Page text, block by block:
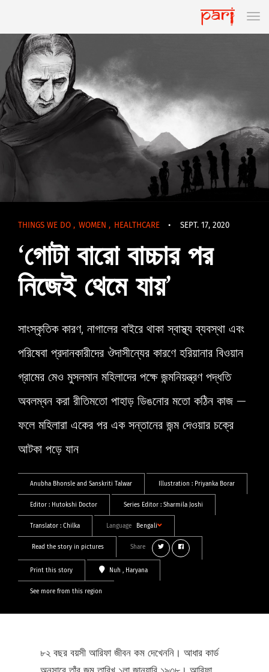
THINGS WE DO , WOMEN , HEALTHCARE • SEPT. 17, 2020
‘গোটা বারো বাচ্চার পর
নিজেই থেমে যায়’
সাংস্কৃতিক কারণ, নাগালের বাইরে থাকা স্বাস্থ্য ব্যবস্থা এবং
পরিষেবা প্রদানকারীদের ঔদাসীন্যের কারণে হরিয়ানার বিওয়ান
গ্রামের মেও মুসলমান মহিলাদের পক্ষে জন্মনিয়ন্ত্রণ পদ্ধতি
অবলম্বন করা রীতিমতো পাহাড় ডিঙনোর মতো কঠিন কাজ —
ফলে মহিলারা একের পর এক সন্তানের জন্ম দেওয়ার চক্রে
আটকা পড়ে যান
Anubha Bhonsle and Sanskriti Talwar Illustration : Priyanka Borar
Editor : Hutokshi Doctor Series Editor : Sharmila Joshi
Translator : Chilka Language Bengali
Read the story in pictures Share
Print this story Nuh , Haryana
See more from this region
৮২ বছর বয়সী আরিফা জীবন কম দেখেননি। আধার কার্ড